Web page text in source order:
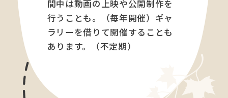
間中は動画の上映や公開制作を
行うことも。（毎年開催）ギャ
ラリーを借りて開催することも
あります。（不定期）